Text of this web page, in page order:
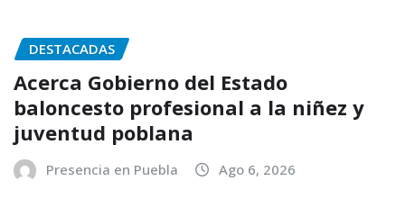
DESTACADAS
Acerca Gobierno del Estado
baloncesto profesional a la niñez y
juventud poblana
Presencia en Puebla Ago 6, 2026